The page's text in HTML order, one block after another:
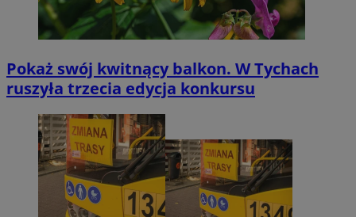
Pokaż swój kwitnący balkon. W Tychach
ruszyła trzecia edycja konkursu